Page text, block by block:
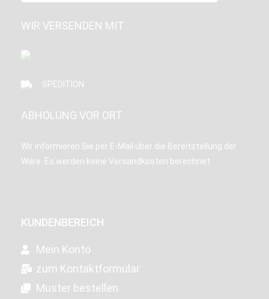
WIR VERSENDEN MIT
SPEDITION
ABHOLUNG VOR ORT
Wir informieren Sie per E-Mail über die Bereitstellung der
Ware. Es werden keine Versandkosten berechnet.
KUNDENBEREICH
Mein Konto
zum Kontaktformular
Muster bestellen